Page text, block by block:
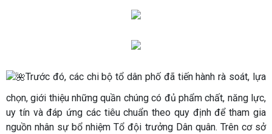
Trước đó, các chi bộ tổ dân phố đã tiến hành rà soát, lựa
chọn, giới thiệu những quần chúng có đủ phẩm chất, năng lực,
uy tín và đáp ứng các tiêu chuẩn theo quy định để tham gia
nguồn nhân sự bổ nhiệm Tổ đội trưởng Dân quân. Trên cơ sở